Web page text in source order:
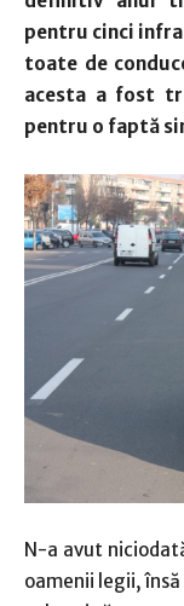
pentru cinci
toate de
acesta a fost
pentru o faptă
N-a avut
oamenii legii,